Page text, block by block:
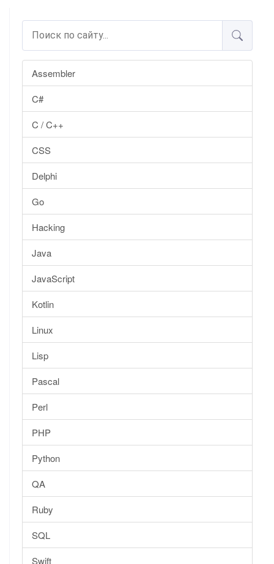
Assembler
C#
C / C++
CSS
Delphi
Go
Hacking
Java
JavaScript
Kotlin
Linux
Lisp
Pascal
Perl
PHP
Python
QA
Ruby
SQL
Swift